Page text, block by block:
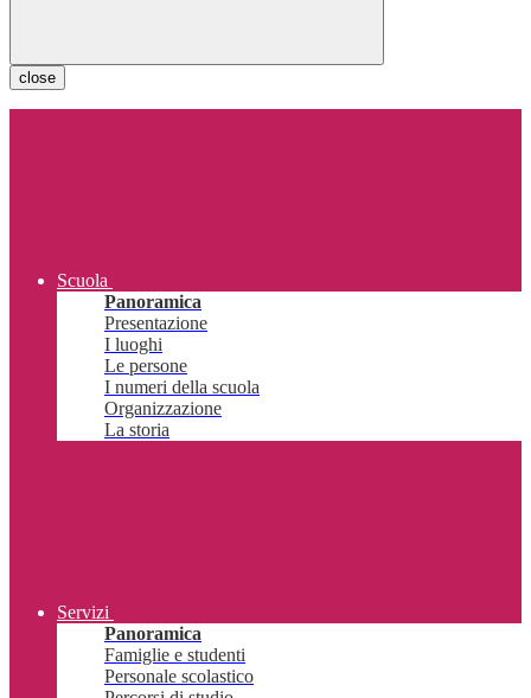
close
Scuola
Panoramica
Presentazione
I luoghi
Le persone
I numeri della scuola
Organizzazione
La storia
Servizi
Panoramica
Famiglie e studenti
Personale scolastico